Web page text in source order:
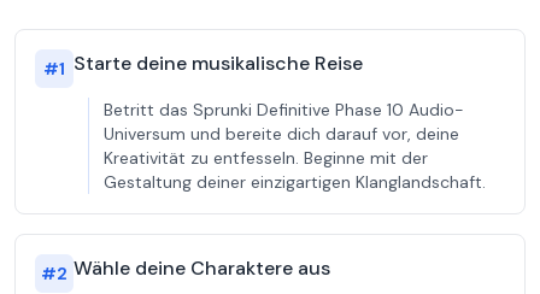
#1 Starte deine musikalische Reise
Betritt das Sprunki Definitive Phase 10 Audio-
Universum und bereite dich darauf vor, deine
Kreativität zu entfesseln. Beginne mit der
Gestaltung deiner einzigartigen Klanglandschaft.
#2 Wähle deine Charaktere aus